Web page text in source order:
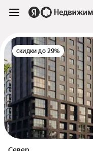
скидки до 29%